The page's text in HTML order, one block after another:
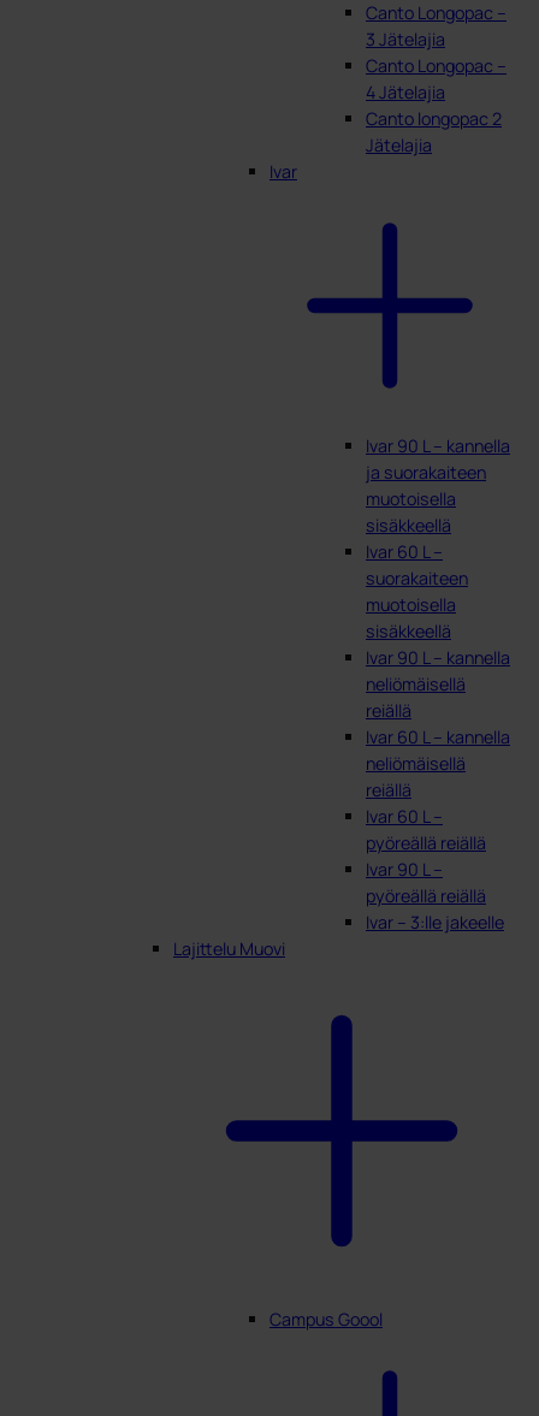
Canto Longopac –
3 Jätelajia
Canto Longopac –
4 Jätelajia
Canto longopac 2
Jätelajia
Ivar
Ivar 90 L – kannella
ja suorakaiteen
muotoisella
sisäkkeellä
Ivar 60 L –
suorakaiteen
muotoisella
sisäkkeellä
Ivar 90 L – kannella
neliömäisellä
reiällä
Ivar 60 L – kannella
neliömäisellä
reiällä
Ivar 60 L –
pyöreällä reiällä
Ivar 90 L –
pyöreällä reiällä
Ivar – 3:lle jakeelle
Lajittelu Muovi
Campus Goool